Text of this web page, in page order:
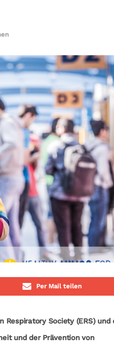
Per Mail teilen
Society (ERS) und
und der Prävention von